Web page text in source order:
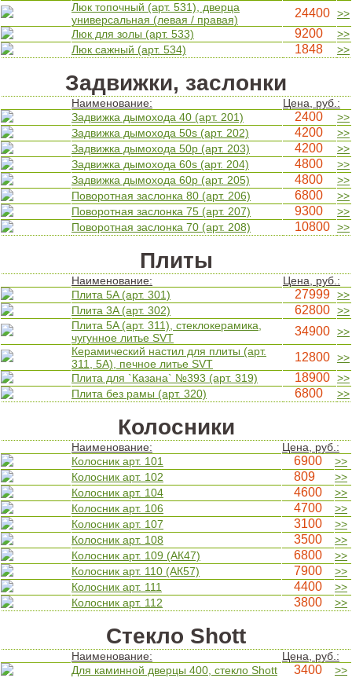
Люк топочный (арт. 531), дверца
универсальная (левая / правая)
24400 >>
Люк для золы (арт. 533)
9200
>>
Люк сажный (арт. 534)
1848 >>
Задвижки, заслонки
Наименование:
Цена, руб.:
Задвижка дымохода 40 (арт. 201)
2400
>>
Задвижка дымохода 50s (арт. 202)
4200
>>
Задвижка дымохода 50p (арт. 203)
4200
>>
Задвижка дымохода 60s (арт. 204)
4800
>>
Задвижка дымохода 60p (арт. 205)
4800
>>
Поворотная заслонка 80 (арт. 206)
6800
>>
Поворотная заслонка 75 (арт. 207)
9300
>>
Поворотная заслонка 70 (арт. 208)
10800 >>
Плиты
Наименование:
Цена, руб.:
Плита 5A (арт. 301)
27999 >>
Плита 3A (арт. 302)
62800 >>
Плита 5A (арт. 311), стеклокерамика,
чугунное литье SVT
34900 >>
Керамический настил для плиты (арт.
311, 5A), печное литье SVT
12800 >>
Плита для `Казана` №393 (арт. 319)
18900 >>
Плита без рамы (арт. 320)
6800 >>
Колосники
Наименование:
Цена, руб.:
Колосник арт. 101
6900
>>
Колосник арт. 102
809
>>
Колосник арт. 104
4600
>>
Колосник арт. 106
4700
>>
Колосник арт. 107
3100
>>
Колосник арт. 108
3500
>>
Колосник арт. 109 (АК47)
6800
>>
Колосник арт. 110 (АК57)
7900
>>
Колосник арт. 111
4400
>>
Колосник арт. 112
3800 >>
Стекло Shott
Наименование:
Цена, руб.:
Для каминной дверцы 400, стекло Shott
3400
>>